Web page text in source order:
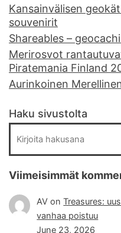
Kansainvälisen
souvenirit
Shareables –
Merirosvot
Piratemania Finland
Aurinkoinen
Haku sivustolta
Viimeisimmät
AV onTreasures:
vanhaa poistuu
June 23, 2026